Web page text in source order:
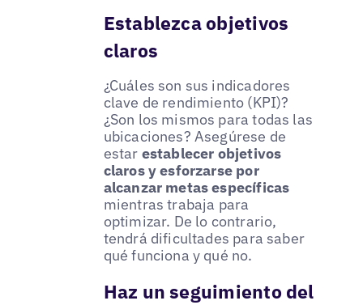
Establezca objetivos
claros
¿Cuáles son sus indicadores
clave de rendimiento (KPI)?
¿Son los mismos para todas las
ubicaciones? Asegúrese de
estar establecer objetivos
claros y esforzarse por
alcanzar metas específicas
mientras trabaja para
optimizar. De lo contrario,
tendrá dificultades para saber
qué funciona y qué no.
Haz un seguimiento del